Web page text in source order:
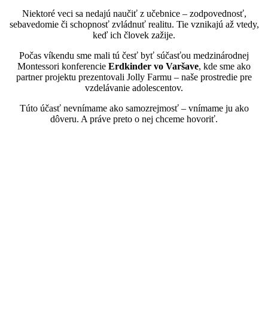
Niektoré veci sa nedajú naučiť z učebnice – zodpovednosť,
sebavedomie či schopnosť zvládnuť realitu. Tie vznikajú až vtedy,
keď ich človek zažije.
Počas víkendu sme mali tú česť byť súčasťou medzinárodnej
Montessori konferencie Erdkinder vo Varšave, kde sme ako
partner projektu prezentovali Jolly Farmu – naše prostredie pre
vzdelávanie adolescentov.
Túto účasť nevnímame ako samozrejmosť – vnímame ju ako
dôveru. A práve preto o nej chceme hovoriť.